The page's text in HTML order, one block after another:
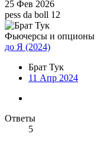
25 Фев 2026
pess da boll 12
Фьючерсы и опционы
до Я (2024)
Брат Тук
11 Апр 2024
Ответы
5